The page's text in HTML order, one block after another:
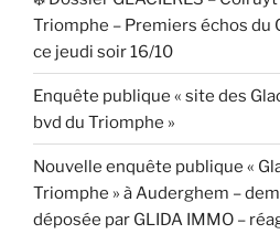
Triomphe – Premiers échos du
ce jeudi soir 16/10
Enquête publique « site des
bvd du Triomphe »
Nouvelle enquête publique «
Triomphe » à Auderghem –
déposée par GLIDA IMMO –